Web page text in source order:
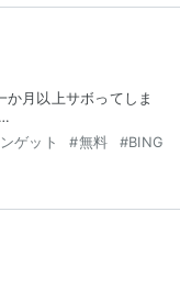
か月以上サボってしま
ゲット #無料 #BING